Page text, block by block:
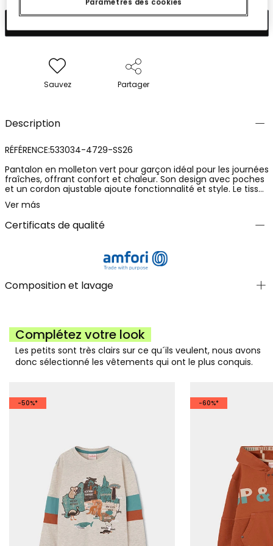
Sauvez Partager
Description
RÉFÉRENCE:533034-4729-SS26
Pantalon en molleton vert pour garçon idéal pour les journées
fraîches, offrant confort et chaleur. Son design avec poches
et un cordon ajustable ajoute fonctionnalité et style. Le tissu
doux est optimal pour le mouvement quotidien. Disponible en
tailles de 12 mois à 10 ans, il s'adapte à diverses étapes de
croissance. Parfait pour être assorti avec des t-shirts ou des
sweats, il apporte une touche décontractée et moderne
Ver más
Certificats de qualité
Composition et lavage
Complétez votre look
Les petits sont très clairs sur ce qu´ils veulent, nous avons
donc sélectionné les vêtements qui ont le plus conquis.
-50%* -60%*
Paramètres des cookies